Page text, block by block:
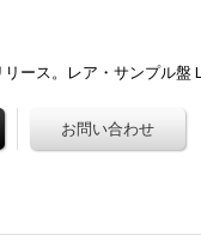
ース。レア・サンプル盤